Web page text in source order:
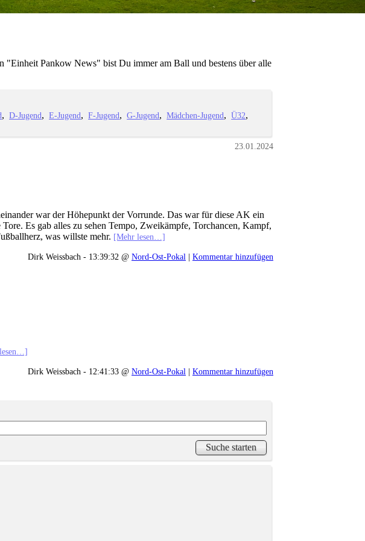
Pankow News" bist Du immer am Ball und bestens über alle
D-Jugend E-Jugend F-Jugend G-Jugend Mädchen-Jugend
Ü32
23.01.2024
war der Höhepunkt der Vorrunde. Das war für diese AK ein
Es gab alles zu sehen Tempo, Zweikämpfe, Torchancen, Kampf,
was willste mehr. [Mehr lesen…]
Dirk Weissbach - 13:39:32 @ Nord-Ost-Pokal | Kommentar hinzufügen
Dirk Weissbach - 12:41:33 @ Nord-Ost-Pokal | Kommentar hinzufügen